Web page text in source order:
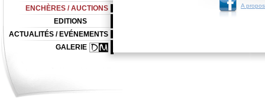
A
ENCHÈRES / AUCTIONS
EDITIONS
ACTUALITÉS / EVÉNEMENTS
GALERIE